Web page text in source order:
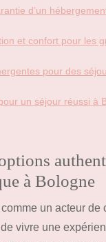
d’un
et confort pour les
pour des
un séjour réussi à
à Bologne
un acteur de
vivre une